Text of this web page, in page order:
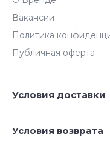
Вакансии
Политика
Публичная оферта
Условия доставки
Условия возврата